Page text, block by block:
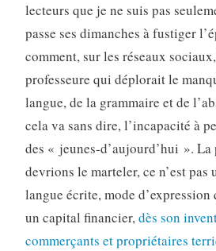
lecteurs que je ne suis pas
passe ses dimanches à fustiger
comment, sur les réseaux
professeure qui déplorait le
langue, de la grammaire et de
cela va sans dire, l’incapacité à
des « jeunes-d’aujourd’hui ». La
devrions le marteler, ce n’est pas
langue écrite, mode
un capital financier,dès son
commerçants et propriétaires